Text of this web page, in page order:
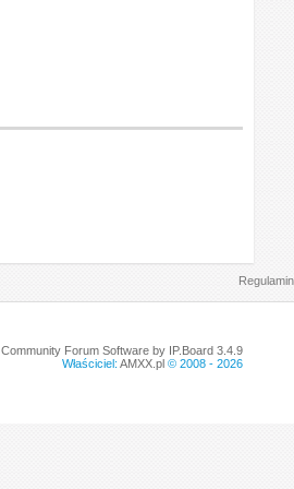
Regulamin
Community Forum Software by IP.Board 3.4.9
Właściciel: AMXX.pl© 2008 - 2026